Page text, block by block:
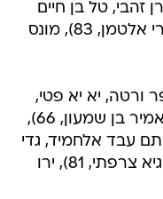
ערן זהבי, טל בן חיים
(גל אלברמן, 71), דור מיכה (עומרי אלטמן, 83), מונס
ורטה, יא יא פטי,
מיקי סירושטן, ג'ואון אושאניווה (אמיר בן שמעון, 66),
אביטן, 72), חאתם עבד אלחמיד, גדי
קינדה, בנצי מושל, דויד סולארי (גיא צרפתי, 81), ירו